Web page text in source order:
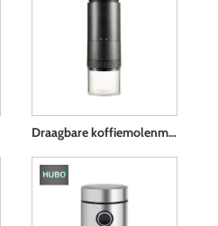
Draagbare koffiemolenmachine